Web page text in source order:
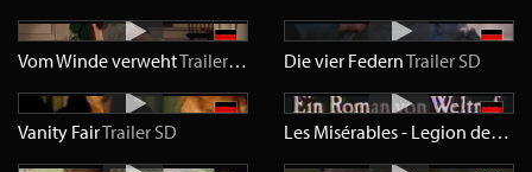
Vom Winde verwehtTrailerHD Die vier FedernTrailer SD
Vanity FairTrailer SD Les Misérables - Legion der Verdammten